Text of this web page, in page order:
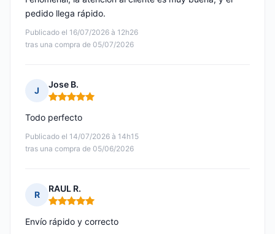
Publicado el 16/07/2026 à 12h26
tras una compra de 05/07/2026
pedido llega rápido.
J
Jose B.
Nota: 5 de 5
Publicado el 14/07/2026 à 14h15
tras una compra de 05/06/2026
Todo perfecto
R
RAUL R.
Nota: 5 de 5
Envío rápido y correcto